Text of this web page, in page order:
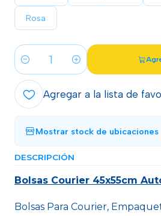
Rosa
Cantidad
Agregar a la lista de
Mostrar stock de ubicaciones
DESCRIPCIÓN
Bolsas Courier 45x55cm
Bolsas Para Courier,